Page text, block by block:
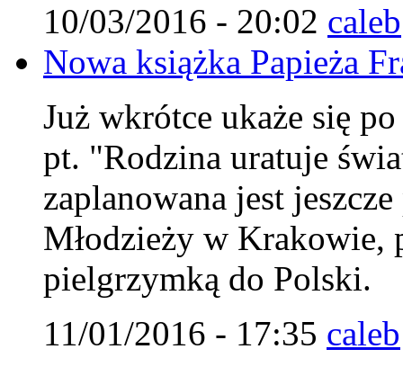
10/03/2016 - 20:02 caleb
Nowa książka Papieża
Już wkrótce ukaże się
pt. "Rodzina uratuje
zaplanowana jest
Młodzieży w Krakowie,
pielgrzymką do Polski.
11/01/2016 - 17:35 caleb